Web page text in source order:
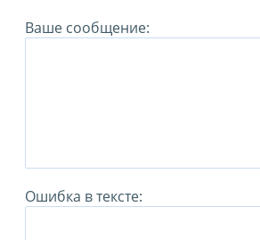
Ваше сообщение:
Ошибка в тексте: